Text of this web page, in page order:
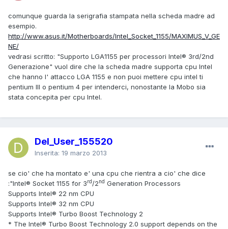
comunque guarda la serigrafia stampata nella scheda madre ad
esempio.
http://www.asus.it/Motherboards/Intel_Socket_1155/MAXIMUS_V_GE
NE/
vedrasi scritto: "Supporto LGA1155 per processori Intel® 3rd/2nd
Generazione" vuol dire che la scheda madre supporta cpu Intel
che hanno l' attacco LGA 1155 e non puoi mettere cpu intel ti
pentium III o pentium 4 per intenderci, nonostante la Mobo sia
stata concepita per cpu Intel.
Del_User_155520
Inserita: 19 marzo 2013
se cio' che ha montato e' una cpu che rientra a cio' che dice
:"Intel® Socket 1155 for 3rd /2nd Generation Processors
Supports Intel® 22 nm CPU
Supports Intel® 32 nm CPU
Supports Intel® Turbo Boost Technology 2
* The Intel® Turbo Boost Technology 2.0 support depends on the